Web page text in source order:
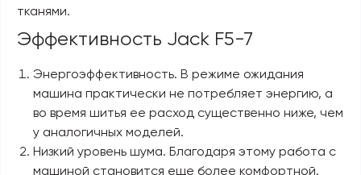
тканями.
Эффективность Jack F5-7
Энергоэффективность. В режиме ожидания
машина практически не потребляет энергию, а
во время шитья ее расход существенно ниже, чем
у аналогичных моделей.
Низкий уровень шума. Благодаря этому работа с
машиной становится еще более комфортной.